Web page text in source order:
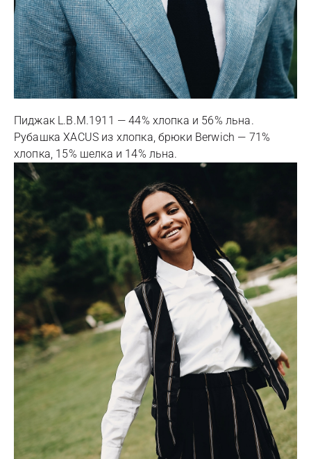
Пиджак L.B.M.1911 — 44% хлопка и 56% льна.
Рубашка XACUS из хлопка, брюки Berwich — 71%
хлопка, 15% шелка и 14% льна.